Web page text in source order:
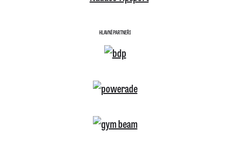
HLAVNÍ PARTNEŘI